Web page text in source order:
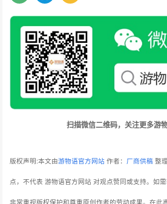
扫描微信二维码，关注更多游
版权声明:本文由游物语官方网站 作者： 厂商供稿 整
点，不代表 游物语官方网站 对观点赞同或支持。如需
非常重视版权保护和尊重原创作者的劳动成果。在此